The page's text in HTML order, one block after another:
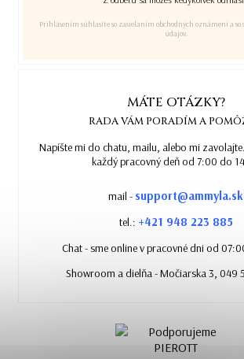
Prihlásením súhlasíte so zasielaním obchodných oznámení a so
údajov.
MÁTE OTÁZKY?
RADA VÁM PORADÍM A
Napíšte mi do chatu, mailu, alebo mi
každý pracovný deň od 7:00 do
mail - support@ammyla.sk
tel.: +421 948 223 885
Chat - sme online v pracovné dni od
Showroom a dielňa - Močiarska 3, 049